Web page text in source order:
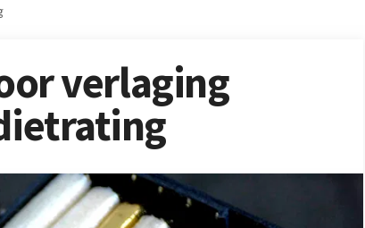
verlaging